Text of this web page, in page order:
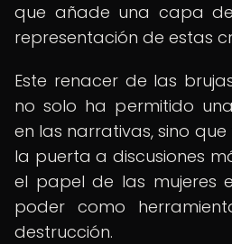
que añade una capa
representación de estas
Este renacer de las
no solo ha permitido
en las narrativas, sino
la puerta a discusiones
el papel de las mujeres
poder como
destrucción.